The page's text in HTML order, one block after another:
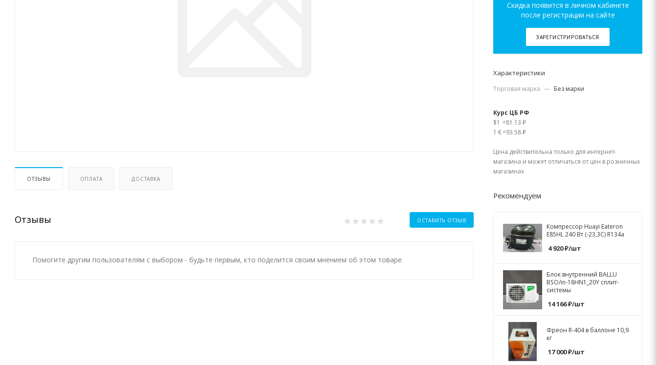
ОТЗЫВЫ ОПЛАТА ДОСТАВКА
Отзывы ОСТАВИТЬ ОТЗЫВ
Помогите другим пользователям с выбором - будьте первым, кто поделится своим мнением об этом товаре
Скидка появится в личном кабинете
после регистрации на сайте
ЗАРЕГИСТРИРОВАТЬСЯ
Характеристики
Торговая марка — Без марки
Курс ЦБ РФ
$1 =81.13 ₽
1 €=93.58 ₽
Цена действительна только для интернет-
магазина и может отличаться от цен в розничных
магазинах
Рекомендуем
Компрессор Huayi Eateron
E85HL 240 Вт (-23,3C) R134a
4 920₽/шт
Блок внутренний BALLU
BSO/in-18HN1_20Y сплит-
системы
14 166₽/шт
Фреон R-404 в баллоне 10,9
кг
17 000₽/шт